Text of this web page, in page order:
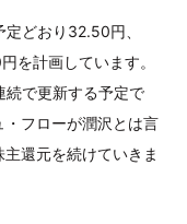
どおり32.50円、
を計画しています。
で更新する予定で
フローが潤沢とは言
還元を続けていきま